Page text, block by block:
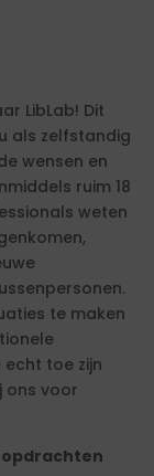
LibLab! Dit
als zelfstandig
wensen en
ruim 18
weten
te maken
toe zijn
ons voor
opdrachten